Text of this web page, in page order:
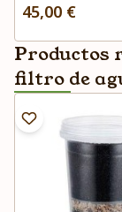
45,00 €
Productos
filtro de